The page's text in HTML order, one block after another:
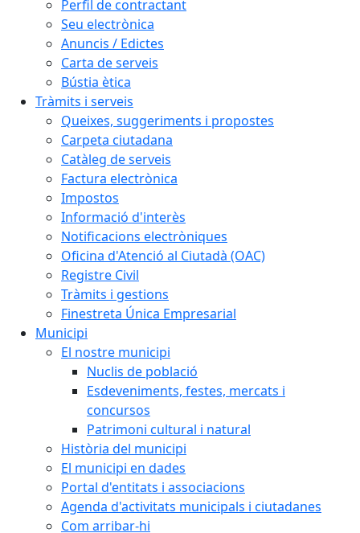
Perfil de contractant
Seu electrònica
Anuncis / Edictes
Carta de serveis
Bústia ètica
Tràmits i serveis
Queixes, suggeriments i propostes
Carpeta ciutadana
Catàleg de serveis
Factura electrònica
Impostos
Informació d'interès
Notificacions electròniques
Oficina d'Atenció al Ciutadà (OAC)
Registre Civil
Tràmits i gestions
Finestreta Única Empresarial
Municipi
El nostre municipi
Nuclis de població
Esdeveniments, festes, mercats i
concursos
Patrimoni cultural i natural
Història del municipi
El municipi en dades
Portal d'entitats i associacions
Agenda d'activitats municipals i ciutadanes
Com arribar-hi